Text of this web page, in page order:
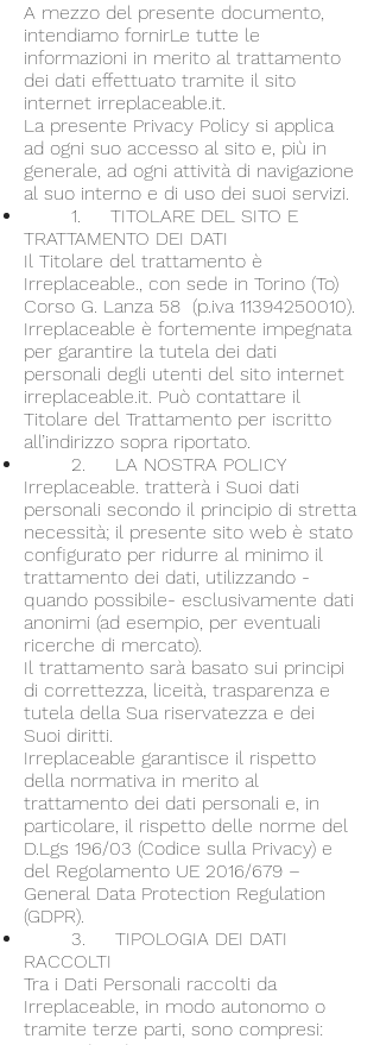
A mezzo del presente documento,
intendiamo fornirLe tutte le
informazioni in merito al trattamento
dei dati effettuato tramite il sito
internet irreplaceable.it.
La presente Privacy Policy si applica
ad ogni suo accesso al sito e, più in
generale, ad ogni attività di navigazione
al suo interno e di uso dei suoi servizi.
1. TITOLARE DEL SITO E
TRATTAMENTO DEI DATI
Il Titolare del trattamento è
Irreplaceable., con sede in Torino (To)
Corso G. Lanza 58 (p.iva 11394250010).
Irreplaceable è fortemente impegnata
per garantire la tutela dei dati
personali degli utenti del sito internet
irreplaceable.it. Può contattare il
Titolare del Trattamento per iscritto
all’indirizzo sopra riportato.
2. LA NOSTRA POLICY
Irreplaceable. tratterà i Suoi dati
personali secondo il principio di stretta
necessità; il presente sito web è stato
configurato per ridurre al minimo il
trattamento dei dati, utilizzando -
quando possibile- esclusivamente dati
anonimi (ad esempio, per eventuali
ricerche di mercato).
Il trattamento sarà basato sui principi
di correttezza, liceità, trasparenza e
tutela della Sua riservatezza e dei
Suoi diritti.
Irreplaceable garantisce il rispetto
della normativa in merito al
trattamento dei dati personali e, in
particolare, il rispetto delle norme del
D.Lgs 196/03 (Codice sulla Privacy) e
del Regolamento UE 2016/679 –
General Data Protection Regulation
(GDPR).
3. TIPOLOGIA DEI DATI
RACCOLTI
Tra i Dati Personali raccolti da
Irreplaceable, in modo autonomo o
tramite terze parti, sono compresi: